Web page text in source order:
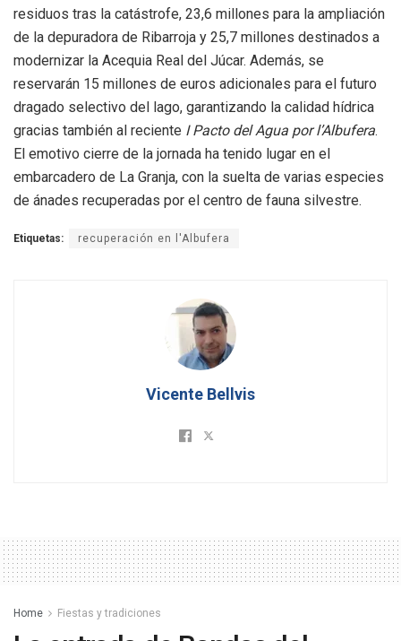
residuos tras la catástrofe, 23,6 millones para la ampliación
de la depuradora de Ribarroja y 25,7 millones destinados a
modernizar la Acequia Real del Júcar. Además, se
reservarán 15 millones de euros adicionales para el futuro
dragado selectivo del lago, garantizando la calidad hídrica
gracias también al reciente I Pacto del Agua por l’Albufera.
El emotivo cierre de la jornada ha tenido lugar en el
embarcadero de La Granja, con la suelta de varias especies
de ánades recuperadas por el centro de fauna silvestre.
Etiquetas: recuperación en l'Albufera
Vicente Bellvis
Home Fiestas y tradiciones